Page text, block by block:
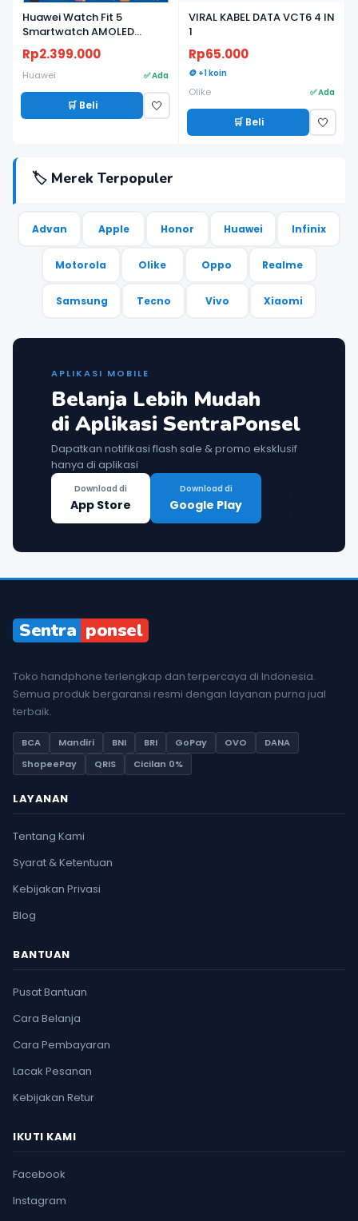
Huawei Watch Fit 5
Smartwatch AMOLED
Ringan, Baterai Tahan
Lama, Fitness & Health
Tracker - Garansi Resmi
Rp2.399.000
Huawei ✅ Ada
🛒 Beli 🤍
VIRAL KABEL DATA VCT6 4 IN
1
Rp65.000
🪙 +1 koin
Olike ✅ Ada
🛒 Beli 🤍
🏷️ Merek Terpopuler
Advan Apple Honor Huawei Infinix
Motorola Olike Oppo Realme
Samsung Tecno Vivo Xiaomi
APLIKASI MOBILE
Belanja Lebih Mudah
di Aplikasi SentraPonsel
Dapatkan notifikasi flash sale & promo eksklusif
hanya di aplikasi
Download di
App Store
Download di
Google Play
Sentra ponsel
Toko handphone terlengkap dan terpercaya di Indonesia.
Semua produk bergaransi resmi dengan layanan purna jual
terbaik.
BCA Mandiri BNI BRI GoPay OVO
DANA
ShopeePay
QRIS Cicilan 0%
LAYANAN
Tentang Kami
Syarat & Ketentuan
Kebijakan Privasi
Blog
BANTUAN
Pusat Bantuan
Cara Belanja
Cara Pembayaran
Lacak Pesanan
Kebijakan Retur
IKUTI KAMI
Facebook
Instagram